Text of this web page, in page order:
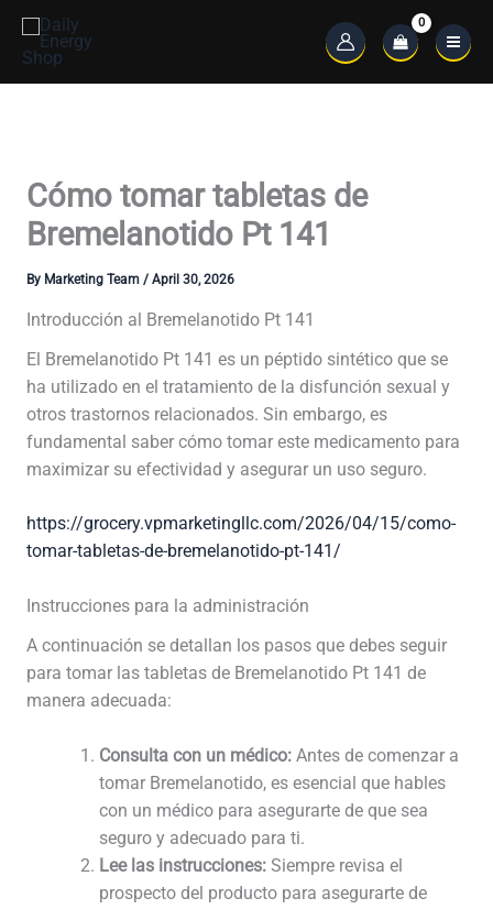
content
Main
Menu
Cómo tomar tabletas de
Bremelanotido Pt 141
By Marketing Team / April 30, 2026
Introducción al Bremelanotido Pt 141
El Bremelanotido Pt 141 es un péptido sintético que se
ha utilizado en el tratamiento de la disfunción sexual y
otros trastornos relacionados. Sin embargo, es
fundamental saber cómo tomar este medicamento para
maximizar su efectividad y asegurar un uso seguro.
https://grocery.vpmarketingllc.com/2026/04/15/como-
tomar-tabletas-de-bremelanotido-pt-141/
Instrucciones para la administración
A continuación se detallan los pasos que debes seguir
para tomar las tabletas de Bremelanotido Pt 141 de
manera adecuada:
Consulta con un médico: Antes de comenzar a
tomar Bremelanotido, es esencial que hables
con un médico para asegurarte de que sea
seguro y adecuado para ti.
Lee las instrucciones: Siempre revisa el
prospecto del producto para asegurarte de